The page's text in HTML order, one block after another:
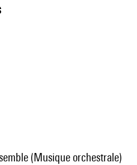
(Musique orchestrale)